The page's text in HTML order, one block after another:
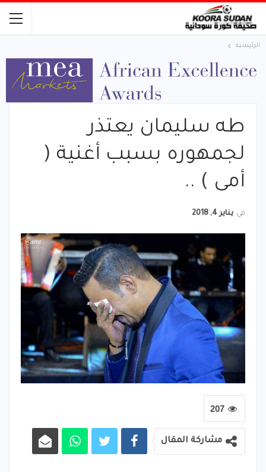
الرئيسية
طه سليمان يعتذر
لجمهوره بسبب أغنية (
أمى ) ..
في يناير 4, 2018
207
مشاركة المقال